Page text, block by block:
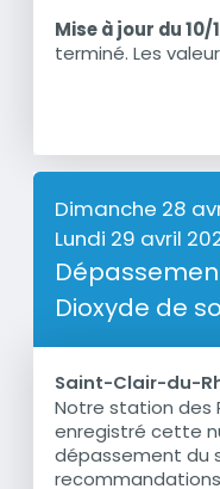
Mise à jour du 10/
terminé. Les
Dimanche 28
Lundi 29 avril
Dioxyde de
Saint-Clair-du-
Résumé
Notre station des
enregistré cette
dépassement du